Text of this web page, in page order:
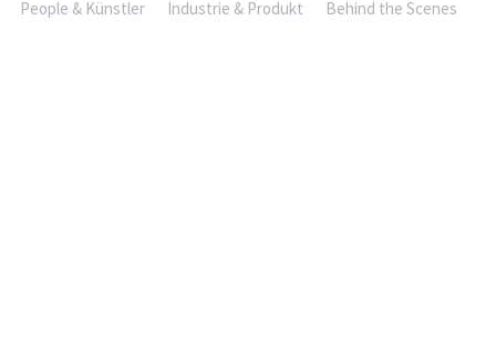
People & Künstler
Industrie & Produkt Behind the Scenes